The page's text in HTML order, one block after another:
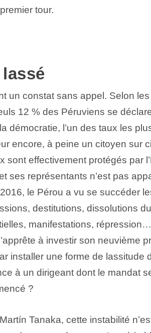
tour.
un constat sans appel. Selon
12 % des Péruviens se
démocratie, l’un des taux les
encore, à peine un citoyen sur
sont effectivement protégés par
ses représentants n’est pas
le Pérou a vu se succéder
destitutions, dissolutions
manifestations,
à investir son neuvième
installer une forme de lassitude
à un dirigeant dont le mandat
?
Tanaka, cette instabilité